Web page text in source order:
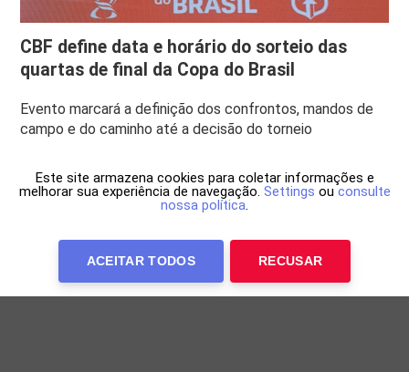
CBF define data e horário do sorteio das
quartas de final da Copa do Brasil
Evento marcará a definição dos confrontos, mandos de
campo e do caminho até a decisão do torneio
Este site armazena cookies para coletar informações e
melhorar sua experiência de navegação. Settings ou consulte
nossa política.
ACEITAR TODOS RECUSAR